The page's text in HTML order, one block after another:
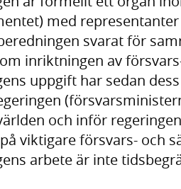
med
svarat för
inriktningen av
uppgift har sedan
och inför
viktigare försvars- och
arbete är inte